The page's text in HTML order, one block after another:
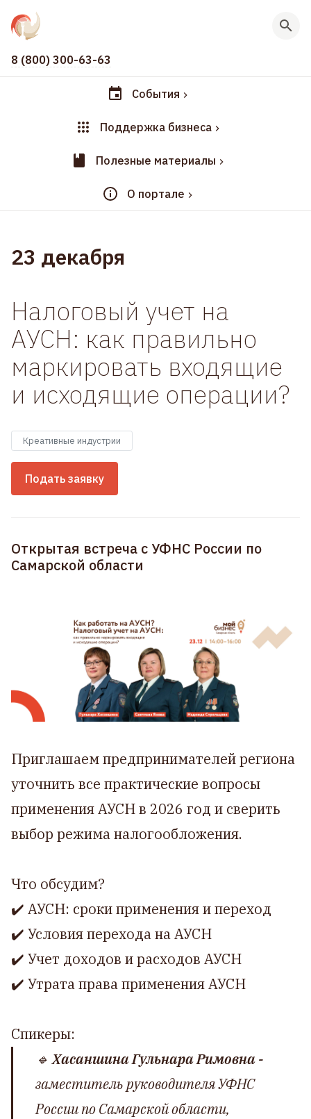
8 (800) 300-63-63
События
Поддержка бизнеса
Полезные материалы
О портале
23 декабря
Налоговый учет на
АУСН: как правильно
маркировать входящие
и исходящие операции?
Креативные индустрии
Подать заявку
Открытая встреча с УФНС России по
Самарской области
Приглашаем предпринимателей региона
уточнить все практические вопросы
применения АУСН в 2026 год и сверить
выбор режима налогообложения.
Что обсудим?
✔️ АУСН: сроки применения и переход
✔️ Условия перехода на АУСН
✔️ Учет доходов и расходов АУСН
✔️ Утрата права применения АУСН
Спикеры:
🔹Хасаншина Гульнара Римовна -
заместитель руководителя УФНС
России по Самарской области,